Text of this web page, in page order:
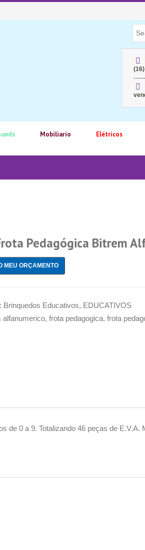
Mobiliario Elétricos
Pedagógica Bitrem
MEU ORÇAMENTO
Brinquedos Educativos, EDUCATIVOS
alfanumerico, frota pedagogica, frota
de 0 a 9. Totalizando 46 peças de E.V.A.